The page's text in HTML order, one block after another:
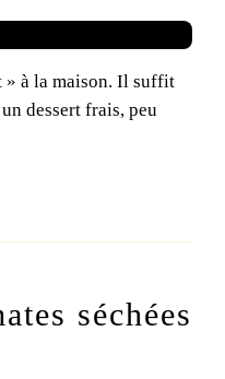
» à la maison. Il suffit
dessert frais, peu
séchées